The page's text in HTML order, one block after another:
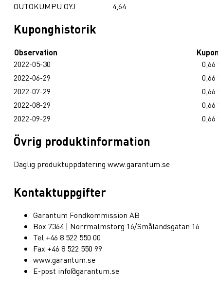
OUTOKUMPU OYJ
4,64
Kuponghistorik
Observation
2022-05-30
0,66
2022-06-29
0,66
2022-07-29
0,66
2022-08-29
0,66
2022-09-29
0,66
Övrig produktinformation
Daglig produktuppdatering www.garantum.se
Kontaktuppgifter
Garantum Fondkommission AB
Box 7364 | Norrmalmstorg 16/Smålandsgatan 16
Tel +46 8 522 550 00
Fax +46 8 522 550 99
www.garantum.se
E-post info@garantum.se